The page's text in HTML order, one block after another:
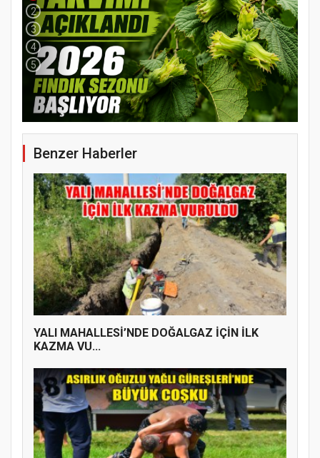
YENİ PARTİ TERME İLÇE BAŞKANLIĞINDA
ÜYE KATILIM PROGRAMI
2
3
4
5
Benzer Haberler
YALI MAHALLESİ’NDE DOĞALGAZ İÇİN İLK
KAZMA VU...